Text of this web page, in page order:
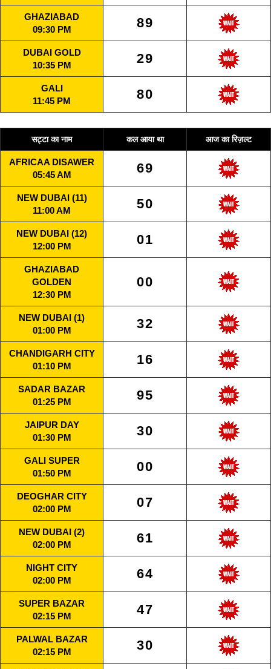
GHAZIABAD
09:30 PM
89
DUBAI GOLD
10:35 PM
29
GALI
11:45 PM
80
सट्टा का नाम कल आया था आज का रिज़ल्ट
AFRICAA DISAWER
05:45 AM
69
NEW DUBAI (11)
11:00 AM
50
NEW DUBAI (12)
12:00 PM
01
GHAZIABAD
GOLDEN
12:30 PM
00
NEW DUBAI (1)
01:00 PM
32
CHANDIGARH CITY
01:10 PM
16
SADAR BAZAR
01:25 PM
95
JAIPUR DAY
01:30 PM
30
GALI SUPER
01:50 PM
00
DEOGHAR CITY
02:00 PM
07
NEW DUBAI (2)
02:00 PM
61
NIGHT CITY
02:00 PM
64
SUPER BAZAR
02:15 PM
47
PALWAL BAZAR
02:15 PM
30